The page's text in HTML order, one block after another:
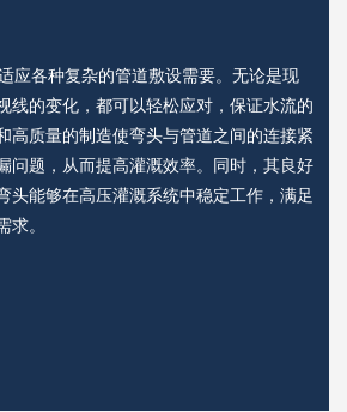
应各种复杂的管道敷设需要。无论是现
线的变化，都可以轻松应对，保证水流的
高质量的制造使弯头与管道之间的连接紧
问题，从而提高灌溉效率。同时，其良好
头能够在高压灌溉系统中稳定工作，满足
求。